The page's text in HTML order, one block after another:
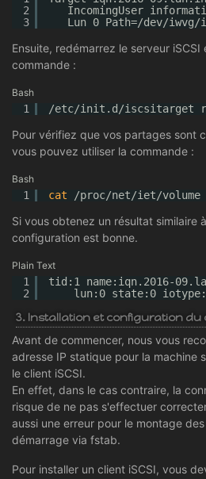
2
3
IncomingUser
Lun 0 Path=/dev/
Ensuite, redémarrez le serveur
commande :
Bash
1 /etc/init .d /iscsitarget
Pour vérifiez que vos partages sont
vous pouvez utiliser la commande :
Bash
1 cat /proc/net/iet/volume
Si vous obtenez un résultat similaire
configuration est bonne.
Plain Text
1
2
tid:1 name:iqn.2016-
lun:0 state:0
3. Installation et configuration du
Avant de commencer, nous vous
adresse IP statique pour la machine
le client iSCSI.
En effet, dans le cas contraire, la
risque de ne pas s'effectuer
aussi une erreur pour le montage
démarrage via fstab.
Pour installer un client iSCSI, vous